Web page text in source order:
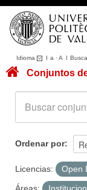
Idioma I a ·A I
Conjuntos de datos
Acerca de
Portal de Transparencia
Conjuntos
Ordenar por
Licencias:
Open